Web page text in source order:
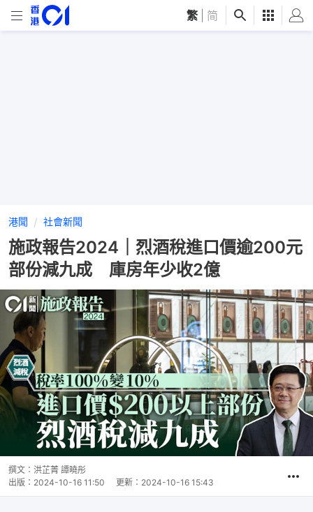
繁 简
港聞 社會新聞
施政報告2024｜烈酒稅進口價逾200元
部份減九成 庫房年少收2億
撰文： 洪芷菁 譚曉彤
出版： 2024-10-16 11:50 更新： 2024-10-16 15:43